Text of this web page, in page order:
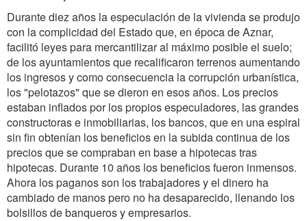
Durante diez años la especulación de la vivienda se produjo
con la complicidad del Estado que, en época de Aznar,
facilitó leyes para mercantilizar al máximo posible el suelo;
de los ayuntamientos que recalificaron terrenos aumentando
los ingresos y como consecuencia la corrupción urbanística,
los "pelotazos" que se dieron en esos años. Los precios
estaban inflados por los propios especuladores, las grandes
constructoras e inmobiliarias, los bancos, que en una espiral
sin fin obtenían los beneficios en la subida continua de los
precios que se compraban en base a hipotecas tras
hipotecas. Durante 10 años los beneficios fueron inmensos.
Ahora los paganos son los trabajadores y el dinero ha
cambiado de manos pero no ha desaparecido, llenando los
bolsillos de banqueros y empresarios.